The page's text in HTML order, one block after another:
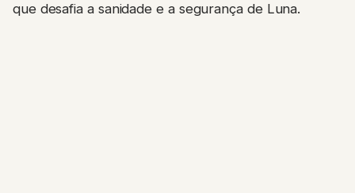
que desafia a sanidade e a segurança de Luna.